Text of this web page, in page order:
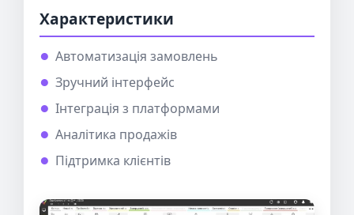
Характеристики
Автоматизація замовлень
Зручний інтерфейс
Інтеграція з платформами
Аналітика продажів
Підтримка клієнтів